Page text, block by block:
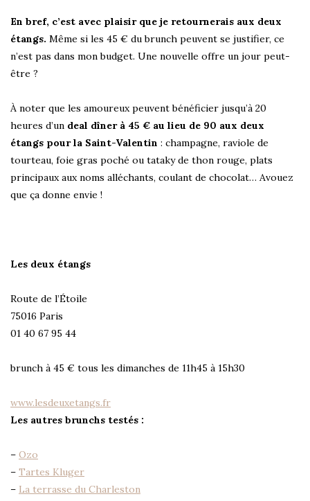
En bref, c’est avec plaisir que je retournerais aux deux
étangs. Même si les 45 € du brunch peuvent se justifier, ce
n’est pas dans mon budget. Une nouvelle offre un jour peut-
être ?
À noter que les amoureux peuvent bénéficier jusqu’à 20
heures d’un deal dîner à 45 € au lieu de 90 aux deux
étangs pour la Saint-Valentin : champagne, raviole de
tourteau, foie gras poché ou tataky de thon rouge, plats
principaux aux noms alléchants, coulant de chocolat… Avouez
que ça donne envie !
Les deux étangs
Route de l’Étoile
75016 Paris
01 40 67 95 44
brunch à 45 € tous les dimanches de 11h45 à 15h30
www.lesdeuxetangs.fr
Les autres brunchs testés :
– Ozo
– Tartes Kluger
– La terrasse du Charleston